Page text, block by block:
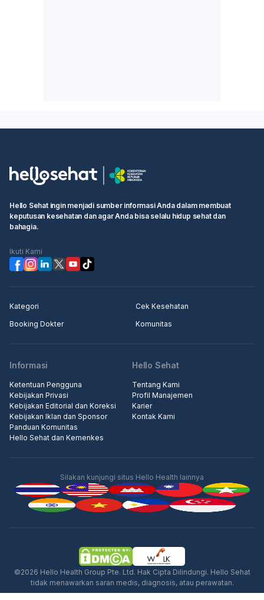
Iklan
Hello Sehat ingin menjadi sumber informasi Anda dalam membuat
keputusan kesehatan dan agar Anda bisa selalu hidup sehat dan
bahagia.
Ikuti Kami
Kategori
Cek Kesehatan
Booking Dokter
Komunitas
Informasi
Ketentuan Pengguna
Kebijakan Privasi
Kebijakan Editorial dan Koreksi
Kebijakan Iklan dan Sponsor
Panduan Komunitas
Hello Sehat dan Kemenkes
Hello Sehat
Tentang Kami
Profil Manajemen
Karier
Kontak Kami
Silakan kunjungi situs Hello Health lainnya
©2026 Hello Health Group Pte. Ltd. Hak Cipta Dilindungi. Hello Sehat
tidak menawarkan saran medis, diagnosis, atau perawatan.